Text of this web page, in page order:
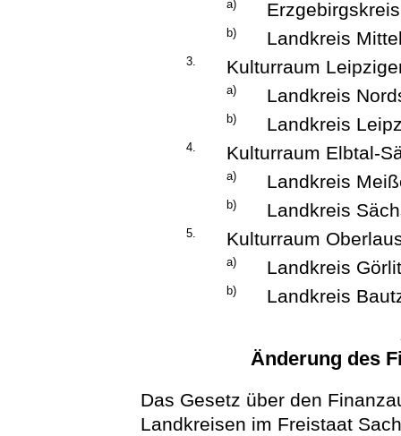
a) Erzgebirgskreis
b) Landkreis
3. Kulturraum
a) Landkreis
b) Landkreis
4. Kulturraum Elbtal-
a) Landkreis
b) Landkreis
5. Kulturraum
a) Landkreis
b) Landkreis
Änderung des
Das Gesetz über den
Landkreisen im Freistaat